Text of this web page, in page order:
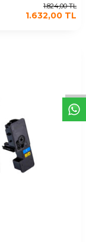
1.824,00TL
1.632,00 TL